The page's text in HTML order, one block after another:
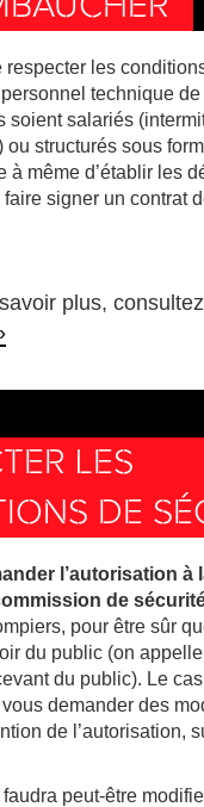
respecter les
technique de
soient salariés
ou structurés sous
à même d’établir les
signer un contrat
plus,
LES
DE
l’autorisation à
de
pour être sûr
du public (on
du public). Le
demander des
de l’autorisation,
peut-être